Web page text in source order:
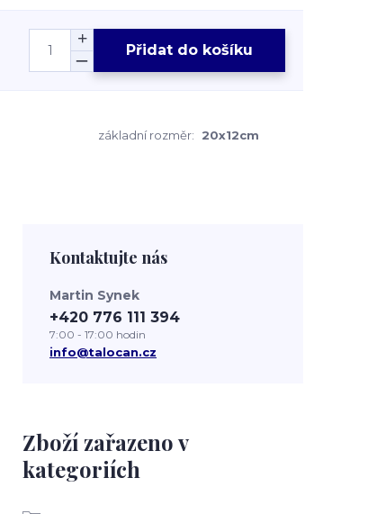
Přidat do košíku
základní rozměr:
20x12cm
Zboží zařazeno v
kategoriích
Kontaktujte nás
Martin Synek
+420 776 111 394
7:00 - 17:00 hodin
info@talocan.cz